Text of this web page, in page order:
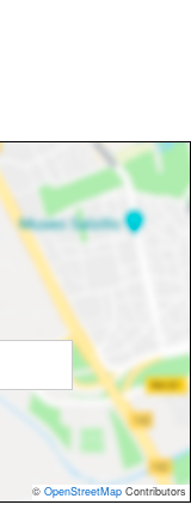
© OpenStreetMap Contributors